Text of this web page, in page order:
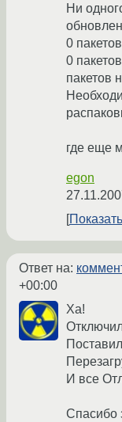
Ни
0
0
пакетов
где еще
egon
Ответ на:
+00:00
Ха!
И все
Спасибо